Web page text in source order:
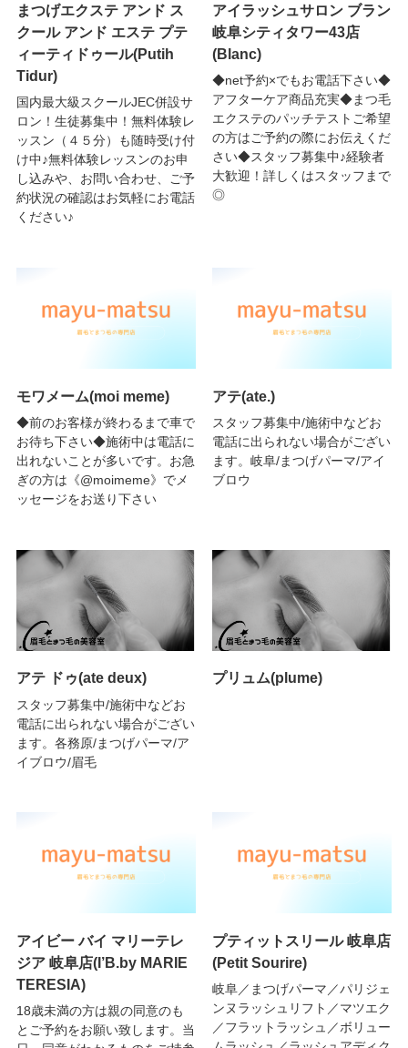
まつげエクステ アンド ス
クール アンド エステ プテ
ィーティドゥール(Putih
Tidur)
国内最大級スクールJEC併設サ
ロン！生徒募集中！無料体験レ
ッスン（４５分）も随時受け付
け中♪無料体験レッスンのお申
し込みや、お問い合わせ、ご予
約状況の確認はお気軽にお電話
ください♪
アイラッシュサロン ブラン
岐阜シティタワー43店
(Blanc)
◆net予約×でもお電話下さい◆
アフターケア商品充実◆まつ毛
エクステのパッチテストご希望
の方はご予約の際にお伝えくだ
さい◆スタッフ募集中♪経験者
大歓迎！詳しくはスタッフまで
◎
モワメーム(moi meme)
◆前のお客様が終わるまで車で
お待ち下さい◆施術中は電話に
出れないことが多いです。お急
ぎの方は《@moimeme》でメ
ッセージをお送り下さい
アテ(ate.)
スタッフ募集中/施術中などお
電話に出られない場合がござい
ます。岐阜/まつげパーマ/アイ
ブロウ
アテ ドゥ(ate deux)
スタッフ募集中/施術中などお
電話に出られない場合がござい
ます。各務原/まつげパーマ/ア
イブロウ/眉毛
プリュム(plume)
アイビー バイ マリーテレ
ジア 岐阜店(I’B.by MARIE
TERESIA)
18歳未満の方は親の同意のも
とご予約をお願い致します。当
プティットスリール 岐阜店
(Petit Sourire)
岐阜／まつげパーマ／パリジェ
ンヌラッシュリフト／マツエク
／フラットラッシュ／ボリュー